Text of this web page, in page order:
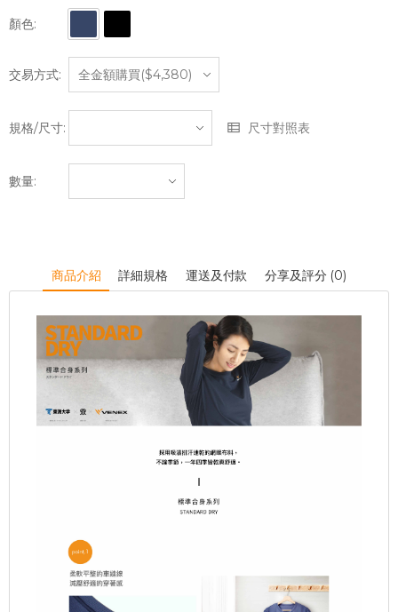
顏色:
交易方式:
規格/尺寸: 尺寸對照表
數量:
商品介紹 詳細規格 運送及付款 分享及評分 (0)